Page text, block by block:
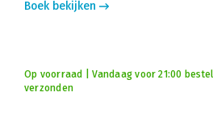
Boek bekijken
Op voorraad | Vandaag voor 21:00
verzonden